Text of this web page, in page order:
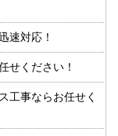
速対応！
せください！
工事ならお任せく